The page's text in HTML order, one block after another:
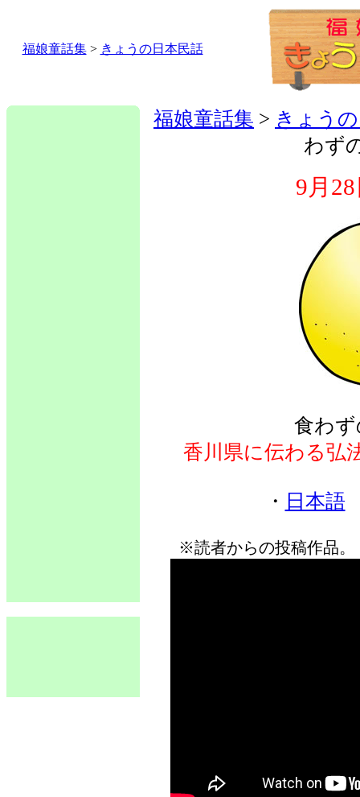
福娘童話集> きょうの日本民話
福娘童話集 > きょう
わず
9月
食わ
香川県に伝わる弘
・ 日本語
※読者からの投稿作品